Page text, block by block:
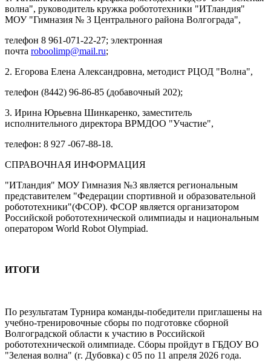
волна", руководитель кружка робототехники "ИТландия"
МОУ "Гимназия № 3 Центрального района Волгограда",
телефон 8 961-071-22-27; электронная
почта roboolimp@mail.ru;
2. Егорова Елена Александровна, методист РЦОД "Волна",
телефон (8442) 96-86-85 (добавочный 202);
3. Ирина Юрьевна Шинкаренко, заместитель
исполнительного директора ВРМДОО "Участие",
телефон: 8 927 -067-88-18.
СПРАВОЧНАЯ ИНФОРМАЦИЯ
"ИТландия" МОУ Гимназия №3 является региональным
представителем "Федерации спортивной и образовательной
робототехники"(ФСОР). ФСОР является организатором
Российской робототехнической олимпиады и национальным
оператором World Robot Olympiad.
ИТОГИ
По результатам Турнира команды-победители приглашены на
учебно-тренировочные сборы по подготовке сборной
Волгоградской области к участию в Российской
робототехнической олимпиаде. Сборы пройдут в ГБДОУ ВО
"Зеленая волна" (г. Дубовка) с 05 по 11 апреля 2026 года.